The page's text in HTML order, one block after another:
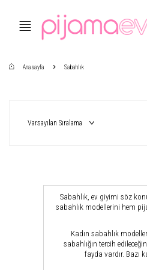
Anasayfa Sabahlık
Sabahlık, ev giyimi söz
sabahlık modellerini hem
Kadın sabahlık
sabahlığın tercih
fayda vardır. Bazı